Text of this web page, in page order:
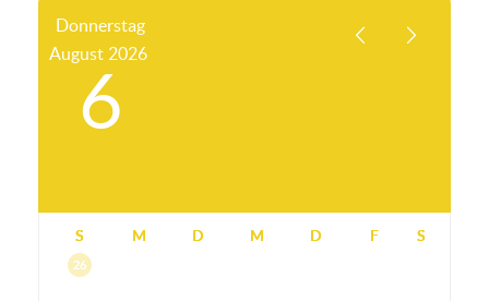
Donnerstag
August 2026
6
S M D M D F S
26